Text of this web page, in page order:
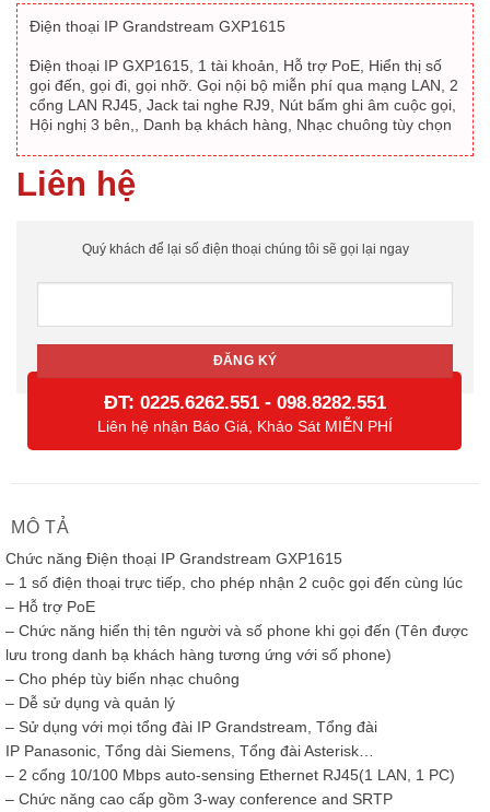
Điện thoại IP Grandstream GXP1615
Điện thoại IP GXP1615, 1 tài khoản, Hỗ trợ PoE, Hiển thị số
gọi đến, gọi đi, gọi nhỡ. Gọi nội bộ miễn phí qua mạng LAN, 2
cổng LAN RJ45, Jack tai nghe RJ9, Nút bấm ghi âm cuộc gọi,
Hội nghị 3 bên,, Danh bạ khách hàng, Nhạc chuông tùy chọn
Liên hệ
Quý khách để lại số điện thoại chúng tôi sẽ gọi lại ngay
ĐT: 0225.6262.551 - 098.8282.551
Liên hệ nhận Báo Giá, Khảo Sát MIỄN PHÍ
MÔ TẢ
Chức năng Điện thoại IP Grandstream GXP1615
– 1 số điện thoại trực tiếp, cho phép nhận 2 cuộc gọi đến cùng lúc
– Hỗ trợ PoE
– Chức năng hiển thị tên người và số phone khi gọi đến (Tên được
lưu trong danh bạ khách hàng tương ứng với số phone)
– Cho phép tùy biến nhạc chuông
– Dễ sử dụng và quản lý
– Sử dụng với mọi tổng đài IP Grandstream, Tổng đài
IP Panasonic, Tổng dài Siemens, Tổng đài Asterisk…
– 2 cổng 10/100 Mbps auto-sensing Ethernet RJ45(1 LAN, 1 PC)
– Chức năng cao cấp gồm 3-way conference and SRTP